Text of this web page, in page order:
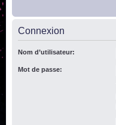
Connexion
Nom d’utilisateur:
Mot de passe: